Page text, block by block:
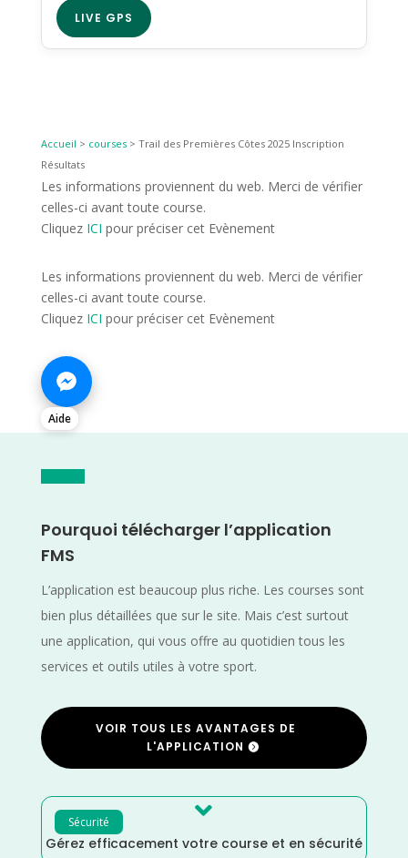
LIVE GPS
Accueil > courses> Trail des Premières Côtes 2025 Inscription
Résultats
Les informations proviennent du web. Merci de vérifier
celles-ci avant toute course.
Cliquez ICI pour préciser cet Evènement
Les informations proviennent du web. Merci de vérifier
celles-ci avant toute course.
Cliquez ICI pour préciser cet Evènement
Aide
Pourquoi télécharger l’application
FMS
L’application est beaucoup plus riche. Les courses sont
bien plus détaillées que sur le site. Mais c’est surtout
une application, qui vous offre au quotidien tous les
services et outils utiles à votre sport.
VOIR TOUS LES AVANTAGES DE
L'APPLICATION
Sécurité 
Gérez efficacement votre course et en sécurité